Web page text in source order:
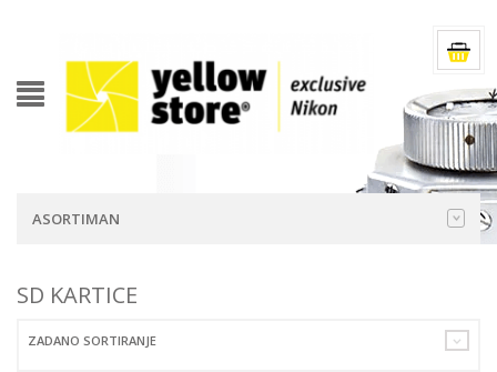
ASORTIMAN
SD KARTICE
ZADANO SORTIRANJE